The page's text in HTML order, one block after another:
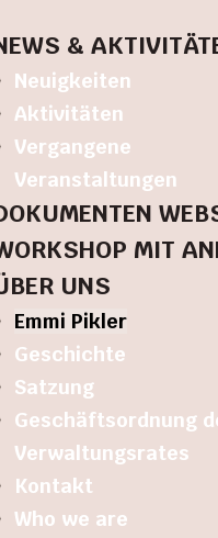
&
Neuigkeiten
Aktivitäten
Vergangene
Veranstaltungen
MIT
UNS
Emmi Pikler
Geschichte
Satzung
Geschäftsordnung
Verwaltungsrates
Kontakt
Who we are